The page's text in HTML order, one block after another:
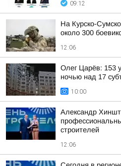
09:12
На Курско-
около 300
12:06
Олег Царёв: 153
ночью над 17
10:00
Александр
строителей
12:06